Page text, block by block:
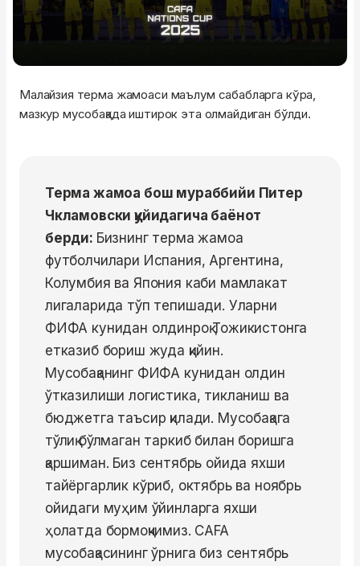
Малайзия терма жамоаси маълум сабабларга кўра,
мазкур мусобақада иштирок эта олмайдиган бўлди.
Терма жамоа бош мураббийи Питер
Чкламовски қуйидагича баёнот
берди: Бизнинг терма жамоа
футболчилари Испания, Аргентина,
Колумбия ва Япония каби мамлакат
лигаларида тўп тепишади. Уларни
ФИФА кунидан олдинроқ Тожикистонга
етказиб бориш жуда қийин.
Мусобақанинг ФИФА кунидан олдин
ўтказилиши логистика, тикланиш ва
бюджетга таъсир қилади. Мусобақага
тўлиқ бўлмаган таркиб билан боришга
қаршиман. Биз сентябрь ойида яхши
тайёргарлик кўриб, октябрь ва ноябрь
ойидаги муҳим ўйинларга яхши
ҳолатда бормоқчимиз. CAFA
мусобақасининг ўрнига биз сентябрь